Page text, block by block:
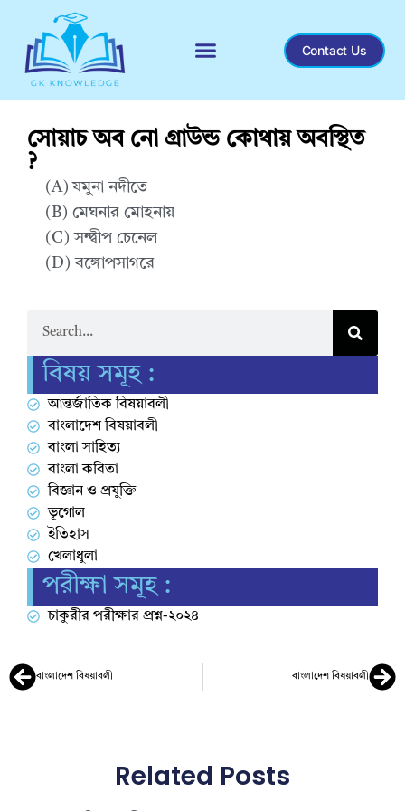
Contact Us
সোয়াচ অব নো গ্রাউন্ড কোথায় অবস্থিত
?
(A) যমুনা নদীতে
(B) মেঘনার মোহনায়
(C) সন্দ্বীপ চেনেল
(D) বঙ্গোপসাগরে
বিষয় সমূহ :
আন্তর্জাতিক বিষয়াবলী
বাংলাদেশ বিষয়াবলী
বাংলা সাহিত্য
বাংলা কবিতা
বিজ্ঞান ও প্রযুক্তি
ভূগোল
ইতিহাস
খেলাধুলা
পরীক্ষা সমূহ :
চাকুরীর পরীক্ষার প্রশ্ন-২০২৪
বাংলাদেশ বিষয়াবলী বাংলাদেশ বিষয়াবলী
Related Posts